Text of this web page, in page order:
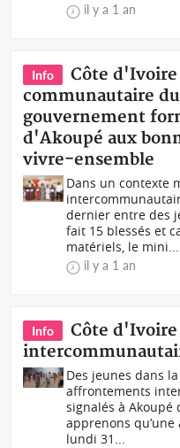
il y a 1 an
Info
Côte d'Ivoire
communautaire
gouvernement
d'Akoupé aux
vivre-ensemble
Dans un contexte
dernier entre des
fait 15 blessés et
matériels, le mini...
il y a 1 an
Info
Côte
Des jeunes dans
affrontements
signalés à Akoupé
apprenons
lundi 31...